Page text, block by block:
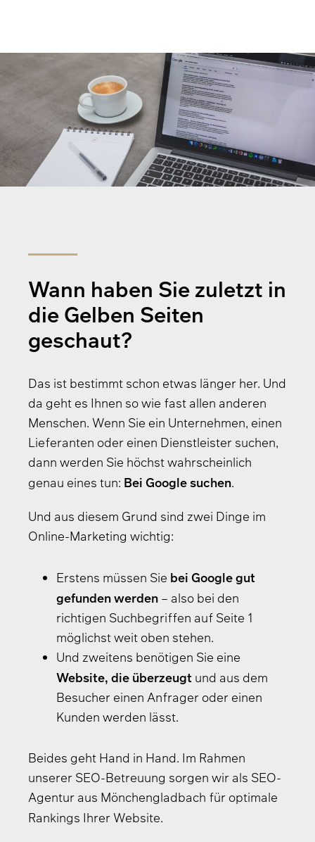
Wann haben Sie zuletzt in
die Gelben Seiten
geschaut?
Das ist bestimmt schon etwas länger her. Und
da geht es Ihnen so wie fast allen anderen
Menschen. Wenn Sie ein Unternehmen, einen
Lieferanten oder einen Dienstleister suchen,
dann werden Sie höchst wahrscheinlich
genau eines tun: Bei Google suchen.
Und aus diesem Grund sind zwei Dinge im
Online-Marketing wichtig:
Erstens müssen Sie bei Google gut
gefunden werden – also bei den
richtigen Suchbegriffen auf Seite 1
möglichst weit oben stehen.
Und zweitens benötigen Sie eine
Website, die überzeugt und aus dem
Besucher einen Anfrager oder einen
Kunden werden lässt.
Beides geht Hand in Hand. Im Rahmen
unserer SEO-Betreuung sorgen wir als SEO-
Agentur aus Mönchengladbach für optimale
Rankings Ihrer Website.